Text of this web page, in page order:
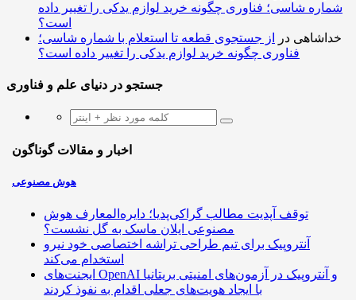
شماره شاسی؛ فناوری چگونه خرید لوازم یدکی را تغییر داده
است؟
خداشاهی در
از جستجوی قطعه تا استعلام با شماره شاسی؛
فناوری چگونه خرید لوازم یدکی را تغییر داده است؟
جستجو در دنیای علم و فناوری
اخبار و مقالات گوناگون
هوش مصنوعی
توقف آپدیت مطالب گراکی‌پدیا؛ دایره‌المعارف هوش
مصنوعی ایلان ماسک به گل نشست؟
آنتروپیک برای تیم طراحی تراشه اختصاصی خود نیرو
استخدام می‌کند
ایجنت‌های OpenAI و آنتروپیک در آزمون‌های امنیتی بریتانیا
با ایجاد هویت‌های جعلی اقدام به نفوذ کردند